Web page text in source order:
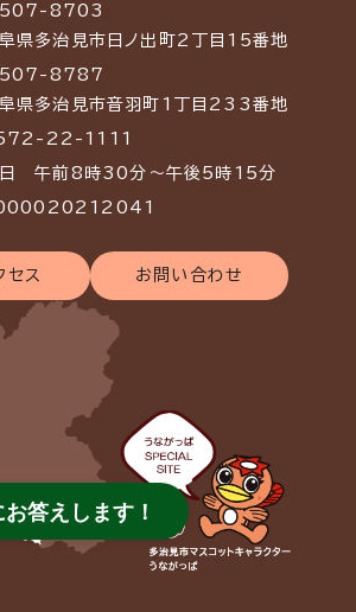
507-8703
県多治見市日ノ出町2丁目15番地
507-8787
県多治見市音羽町1丁目233番地
22-1111
午前8時30分～午後5時15分
セス お問い合わせ
答えします！